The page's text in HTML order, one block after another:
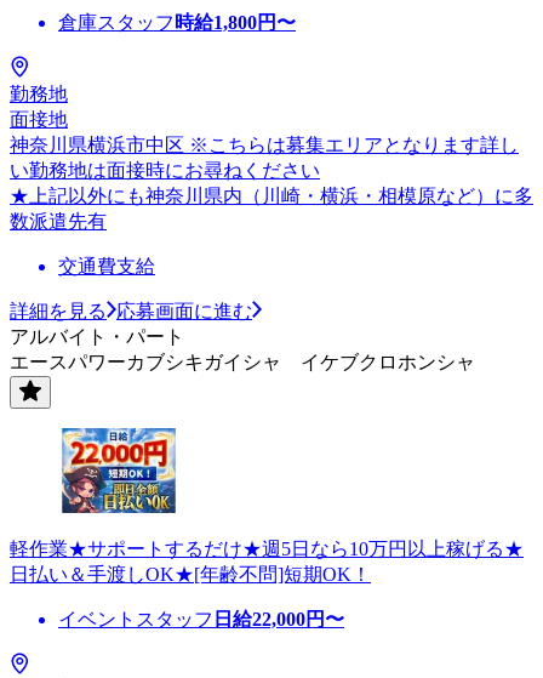
倉庫スタッフ 時給1,800円〜
勤務地
面接地
神奈川県横浜市中区 ※こちらは募集エリアとなります詳し
い勤務地は面接時にお尋ねください
★上記以外にも神奈川県内（川崎・横浜・相模原など）に多
数派遣先有
交通費支給
詳細を見る
応募画面に進む
アルバイト・パート
エースパワーカブシキガイシャ イケブクロホンシャ
軽作業★サポートするだけ★週5日なら10万円以上稼げる★
日払い＆手渡しOK★[年齢不問]短期OK！
イベントスタッフ 日給22,000円〜